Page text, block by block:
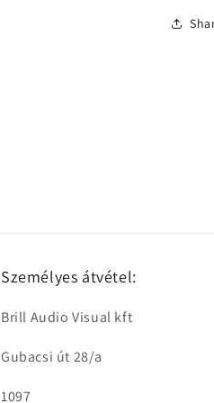
Személyes átvétel:
Brill Audio Visual kft
Gubacsi út 28/a
1097